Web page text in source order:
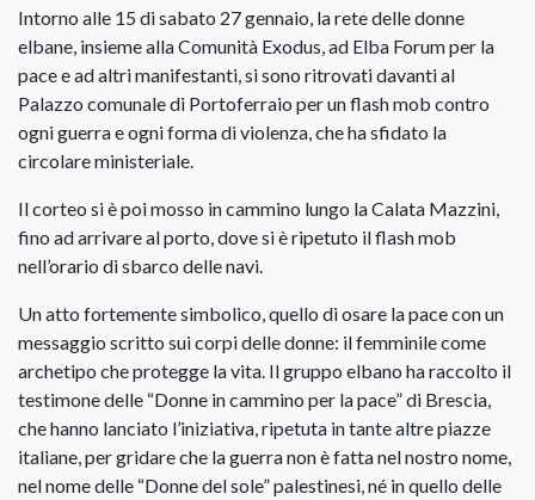
Intorno alle 15 di sabato 27 gennaio, la rete delle donne
elbane, insieme alla Comunità Exodus, ad Elba Forum per la
pace e ad altri manifestanti, si sono ritrovati davanti al
Palazzo comunale di Portoferraio per un flash mob contro
ogni guerra e ogni forma di violenza, che ha sfidato la
circolare ministeriale.
Il corteo si è poi mosso in cammino lungo la Calata Mazzini,
fino ad arrivare al porto, dove si è ripetuto il flash mob
nell’orario di sbarco delle navi.
Un atto fortemente simbolico, quello di osare la pace con un
messaggio scritto sui corpi delle donne: il femminile come
archetipo che protegge la vita. Il gruppo elbano ha raccolto il
testimone delle “Donne in cammino per la pace” di Brescia,
che hanno lanciato l’iniziativa, ripetuta in tante altre piazze
italiane, per gridare che la guerra non è fatta nel nostro nome,
nel nome delle “Donne del sole” palestinesi, né in quello delle